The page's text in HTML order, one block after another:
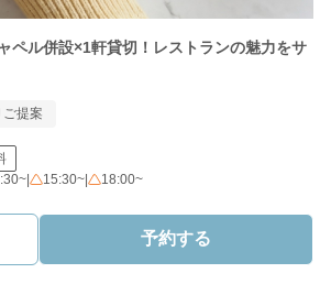
ペル併設×1軒貸切！レストランの魅力をサ
提案
15:30~ 18:00~
予約する